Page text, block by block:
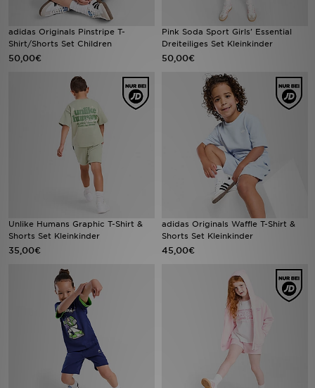
adidas Originals Pinstripe T-
Shirt/Shorts Set Children
50,00€
Pink Soda Sport Girls' Essential
Dreiteiliges Set Kleinkinder
50,00€
Unlike Humans Graphic T-Shirt &
Shorts Set Kleinkinder
35,00€
adidas Originals Waffle T-Shirt &
Shorts Set Kleinkinder
45,00€
Fußball
Sport
Lade Die APP
Geschenkkarte
Filialfinder
Meine Nachrichten
Bestellverfolgung
Hilfe & Kontakt
Trending Styles